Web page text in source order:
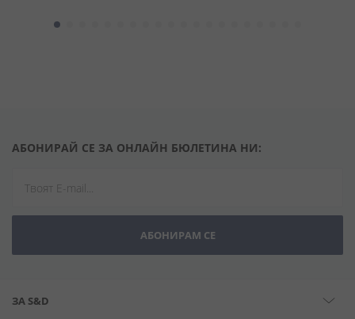
АБОНИРАЙ СЕ ЗА ОНЛАЙН БЮЛЕТИНА НИ:
АБОНИРАМ СЕ
ЗА S&D